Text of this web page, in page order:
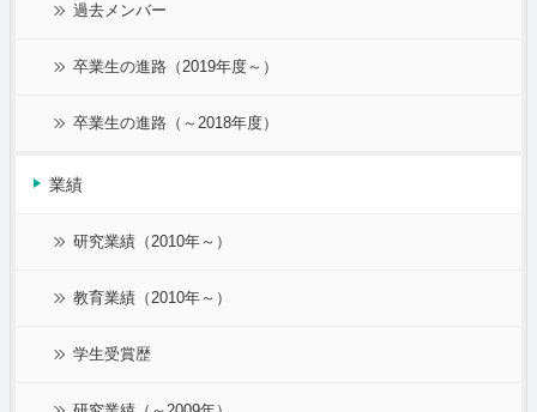
過去メンバー
卒業生の進路（2019年度～）
卒業生の進路（～2018年度）
業績
研究業績（2010年～）
教育業績（2010年～）
学生受賞歴